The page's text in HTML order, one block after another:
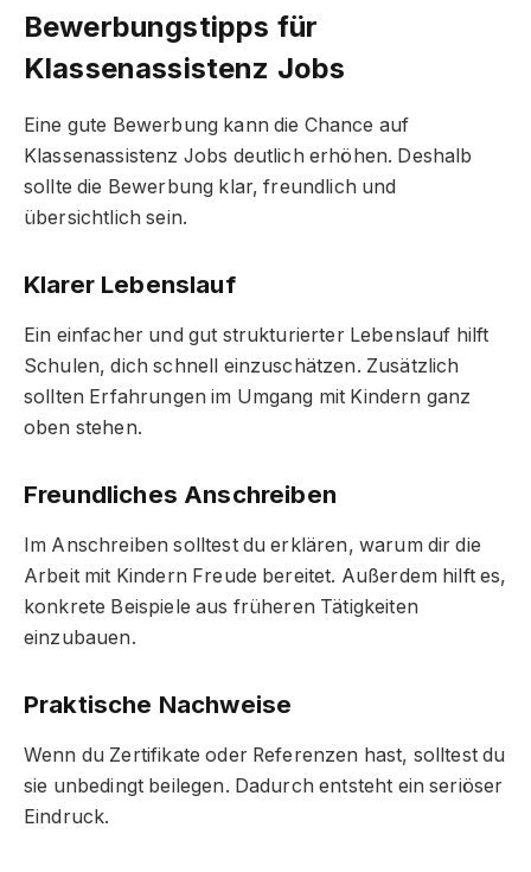
Bewerbungstipps für
Klassenassistenz Jobs
Eine gute Bewerbung kann die Chance auf
Klassenassistenz Jobs deutlich erhöhen. Deshalb
sollte die Bewerbung klar, freundlich und
übersichtlich sein.
Klarer Lebenslauf
Ein einfacher und gut strukturierter Lebenslauf hilft
Schulen, dich schnell einzuschätzen. Zusätzlich
sollten Erfahrungen im Umgang mit Kindern ganz
oben stehen.
Freundliches Anschreiben
Im Anschreiben solltest du erklären, warum dir die
Arbeit mit Kindern Freude bereitet. Außerdem hilft es,
konkrete Beispiele aus früheren Tätigkeiten
einzubauen.
Praktische Nachweise
Wenn du Zertifikate oder Referenzen hast, solltest du
sie unbedingt beilegen. Dadurch entsteht ein seriöser
Eindruck.